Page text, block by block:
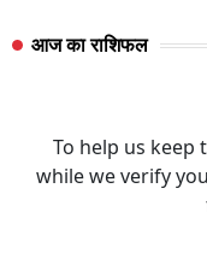
आज का राशिफल